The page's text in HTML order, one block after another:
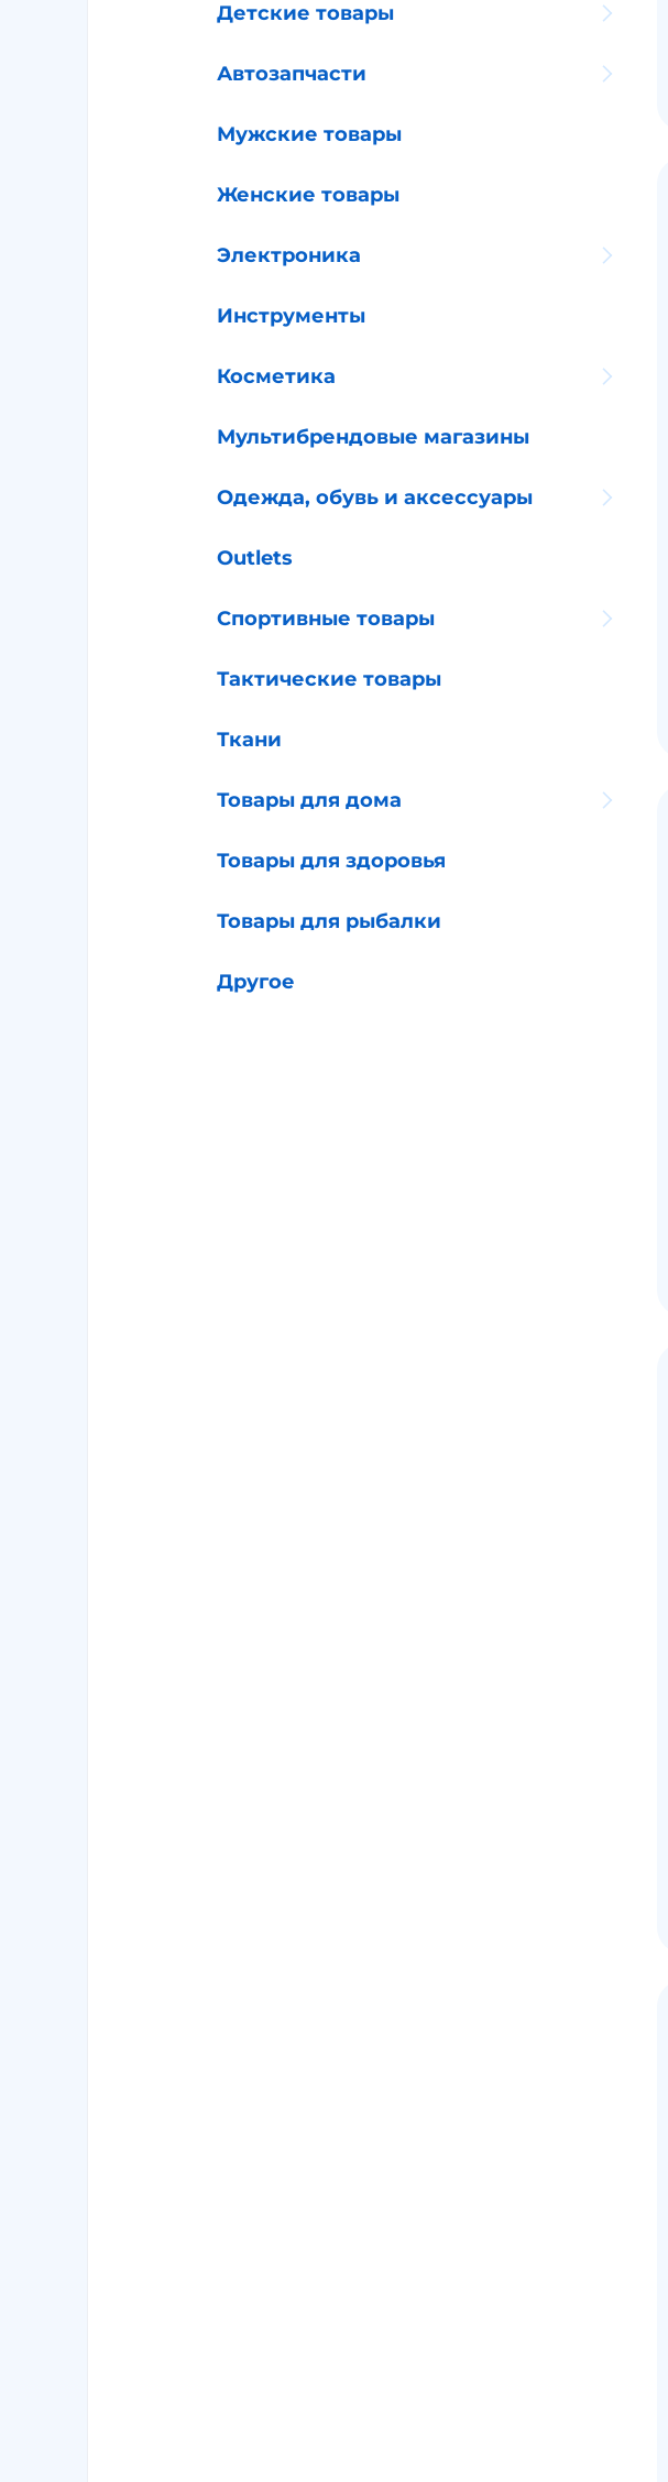
Детские товары
Автозапчасти
Мужские товары
Женские товары
Электроника
Инструменты
Косметика
Мультибрендовые магазины
Одежда, обувь и аксессуары
Outlets
Спортивные товары
Тактические товары
Ткани
Товары для дома
Товары для здоровья
Товары для рыбалки
Другое